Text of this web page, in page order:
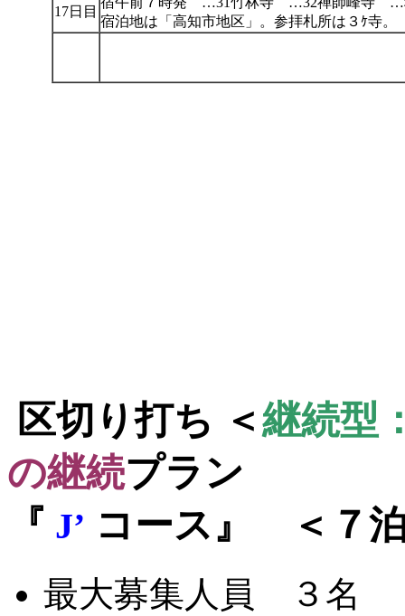
17日目
宿泊地は「高知市地区」。参拝札所は３ｹ寺。
区切り打ち ＜継続型
の継続プラン
『 J’ コース』 ＜７
最大募集人員 ３